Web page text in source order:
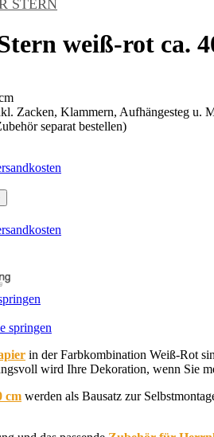
STERN
weiß-rot ca.
Zacken, Klammern, Aufhängesteg u.
separat bestellen)
springen
in der Farbkombination Weiß-Rot
wird Ihre Dekoration, wenn Sie
cm werden als Bausatz zur